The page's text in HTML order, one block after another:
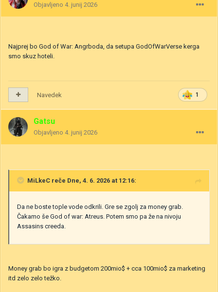
Objavljeno 4. junij 2026
Najprej bo God of War: Angrboda, da setupa GodOfWarVerse kerga
smo skuz hoteli.
1
Navedek
Gatsu
Objavljeno 4. junij 2026
MiLkeC reče Dne, 4. 6. 2026 at 12:16:
Da ne boste tople vode odkrili. Gre se zgolj za money grab.
Čakamo še God of war: Atreus. Potem smo pa že na nivoju
Assasins creeda.
Money grab bo igra z budgetom 200mio$ + cca 100mio$ za marketing
itd zelo zelo težko.